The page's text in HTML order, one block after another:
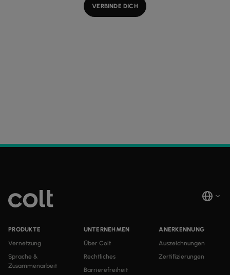
VERBINDE DICH
PRODUKTE
Vernetzung
Sprache &
Zusammenarbeit
UNTERNEHMEN
Über Colt
Rechtliches
Barrierefreiheit
ANERKENNUNG
Auszeichnungen
Zertifizierungen